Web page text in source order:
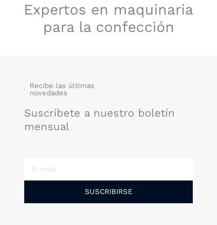
Expertos en maquinaria
para la confección
Recibe las últimas
novedades
Suscríbete a nuestro boletín
mensual
mail
SUSCRIBIRSE